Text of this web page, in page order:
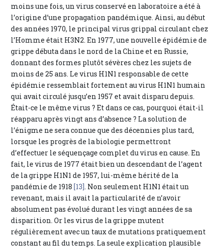
moins une fois, un virus conservé en laboratoire a été à
l’origine d’une propagation pandémique. Ainsi, au début
des années 1970, le principal virus grippal circulant chez
l’Homme était H3N2. En 1977, une nouvelle épidémie de
grippe débuta dans le nord de la Chine et en Russie,
donnant des formes plutôt sévères chez les sujets de
moins de 25 ans. Le virus H1N1 responsable de cette
épidémie ressemblait fortement au virus H1N1 humain
qui avait circulé jusqu’en 1957 et avait disparu depuis.
Était-ce le même virus ? Et dans ce cas, pourquoi était-il
réapparu après vingt ans d’absence ? La solution de
l’énigme ne sera connue que des décennies plus tard,
lorsque les progrès de la biologie permettront
d’effectuer le séquençage complet du virus en cause. En
fait, le virus de 1977 était bien un descendant de l’agent
de la grippe H1N1 de 1957, lui-même hérité de la
pandémie de 1918[13]. Non seulement H1N1 était un
revenant, mais il avait la particularité de n’avoir
absolument pas évolué durant les vingt années de sa
disparition. Or les virus de la grippe mutent
régulièrement avec un taux de mutations pratiquement
constant au fil du temps. La seule explication plausible